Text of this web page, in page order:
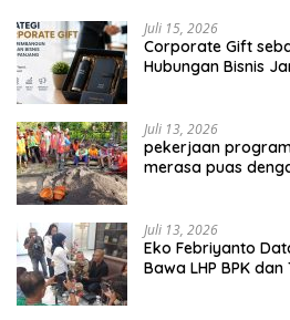
Juli 15, 2026
Corporate Gift
Hubungan Bisnis
Juli 13, 2026
pekerjaan
merasa puas
Juli 13, 2026
Eko Febriyanto
Bawa LHP BPK